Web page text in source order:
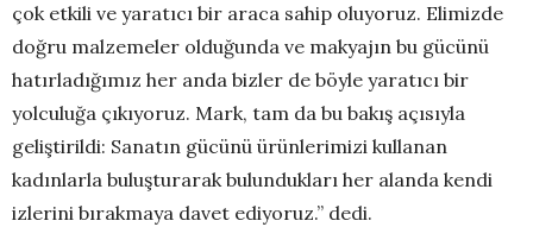
çok etkili ve yaratıcı bir araca sahip oluyoruz. Elimizde
doğru malzemeler olduğunda ve makyajın bu gücünü
hatırladığımız her anda bizler de böyle yaratıcı bir
yolculuğa çıkıyoruz. Mark, tam da bu bakış açısıyla
geliştirildi: Sanatın gücünü ürünlerimizi kullanan
kadınlarla buluşturarak bulundukları her alanda kendi
izlerini bırakmaya davet ediyoruz.” dedi.